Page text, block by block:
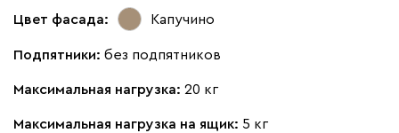
Цвет фасада: Капучино
Подпятники: без подпятников
Максимальная нагрузка: 20 кг
Максимальная нагрузка на ящик: 5 кг